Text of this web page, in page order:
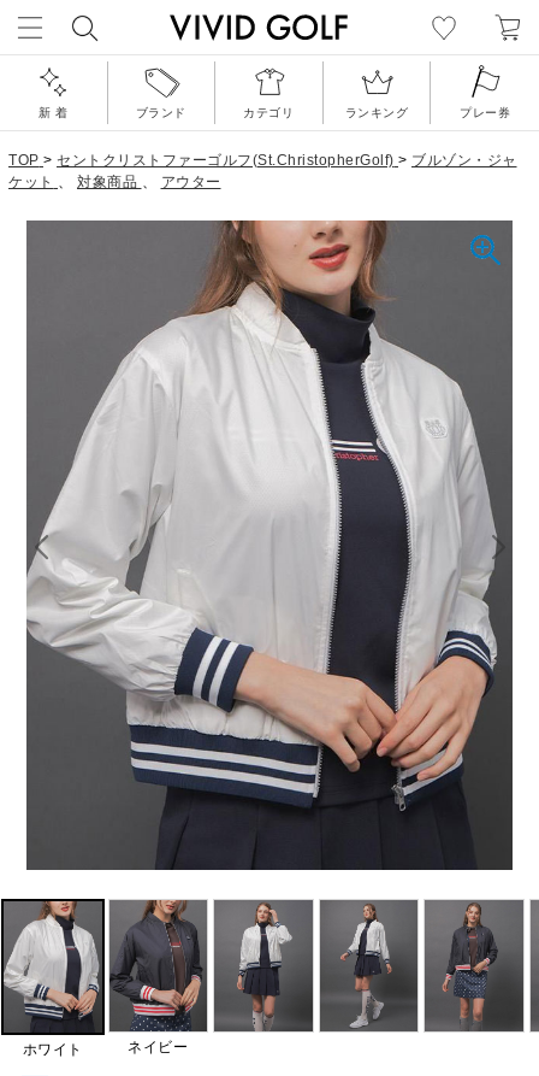
新 着 ブランド カテゴリ ランキング プレー券
TOP > セントクリストファーゴルフ(St.ChristopherGolf) > ブルゾン・ジャ
ケット 、 対象商品 、 アウター
ホワイト ネイビー